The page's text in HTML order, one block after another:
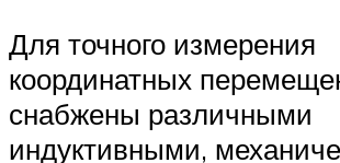
Для точного измерения
координатных
снабжены различными
индуктивными,